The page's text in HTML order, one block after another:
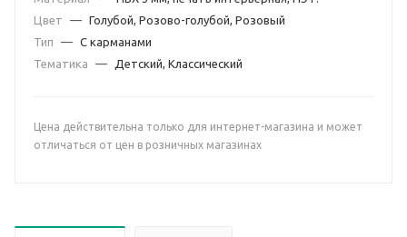
Цвет
— Голубой, Розово-голубой, Розовый
Тип
— С карманами
Тематика
— Детский, Классический
Цена действительна только для интернет-магазина и может
отличаться от цен в розничных магазинах